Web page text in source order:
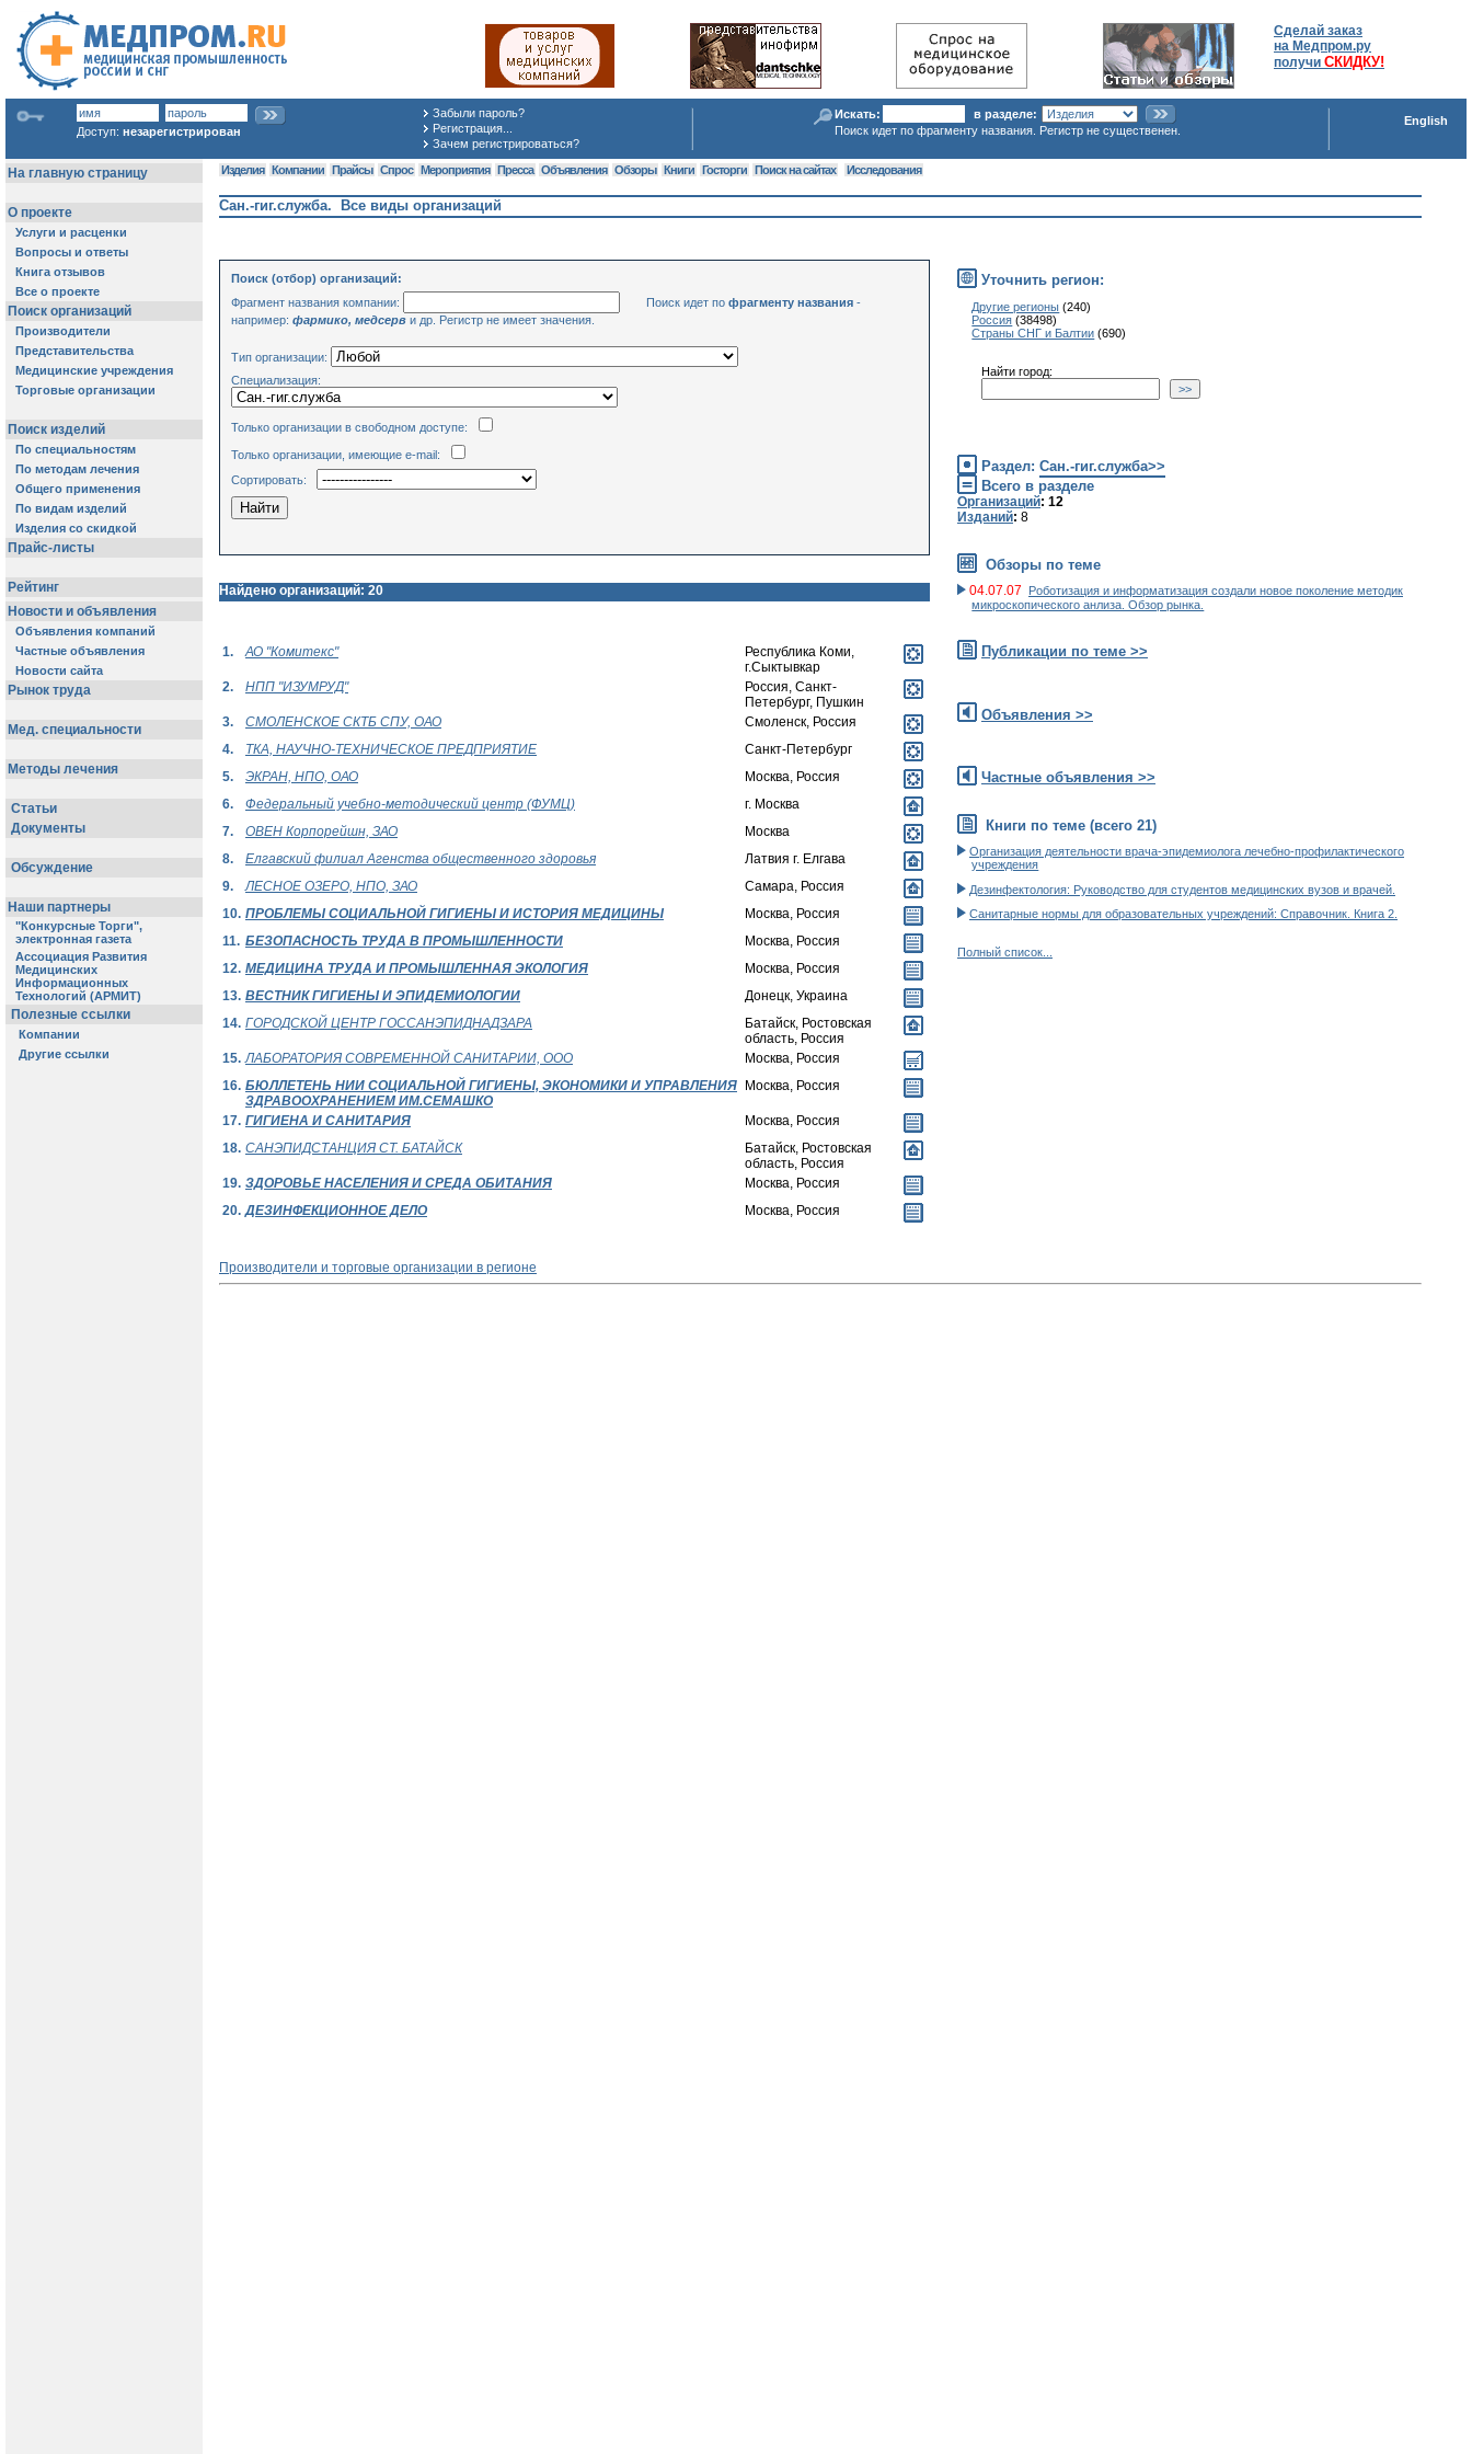
Сделай заказ
на Медпром.ру
получи СКИДКУ!
Доступ: незарегистрирован
Забыли пароль?
Регистрация...
Зачем регистрироваться?
Искать:
в разделе:
Поиск идет по фрагменту названия. Регистр не существенен.
English
Изделия Компании Прайсы Спрос Мероприятия Пресса Объявления Обзоры Книги Госторги Поиск на сайтах Исследования
Сан.-гиг.служба. Все виды организаций
Поиск (отбор) организаций:
Фрагмент названия компании:
Поиск идет по фрагменту названия -
например: фармико, медсерв и др. Регистр не имеет значения.
Тип организации:
Специализация:
Только организации в свободном доступе:
Только организации, имеющие e-mail:
Сортировать:
Найдено организаций: 20
1. АО "Комитекс"
Республика Коми,
г.Сыктывкар
2.
НПП "ИЗУМРУД"
Россия, Санкт-
Петербург, Пушкин
3.
СМОЛЕНСКОЕ СКТБ СПУ, ОАО
Смоленск, Россия
4.
ТКА, НАУЧНО-ТЕХНИЧЕСКОЕ ПРЕДПРИЯТИЕ
Санкт-Петербург
5.
ЭКРАН, НПО, ОАО
Москва, Россия
6.
Федеральный учебно-методический центр (ФУМЦ)
г. Москва
7.
ОВЕН Корпорейшн, ЗАО
Москва
8.
Елгавский филиал Агенства общественного здоровья
Латвия г. Елгава
9.
ЛЕСНОЕ ОЗЕРО, НПО, ЗАО
Самара, Россия
10. ПРОБЛЕМЫ СОЦИАЛЬНОЙ ГИГИЕНЫ И ИСТОРИЯ МЕДИЦИНЫ
Москва, Россия
11. БЕЗОПАСНОСТЬ ТРУДА В ПРОМЫШЛЕННОСТИ
Москва, Россия
12. МЕДИЦИНА ТРУДА И ПРОМЫШЛЕННАЯ ЭКОЛОГИЯ
Москва, Россия
13. ВЕСТНИК ГИГИЕНЫ И ЭПИДЕМИОЛОГИИ
Донецк, Украина
14. ГОРОДСКОЙ ЦЕНТР ГОССАНЭПИДНАДЗАРА
Батайск, Ростовская
область, Россия
15. ЛАБОРАТОРИЯ СОВРЕМЕННОЙ САНИТАРИИ, ООО
Москва, Россия
16. БЮЛЛЕТЕНЬ НИИ СОЦИАЛЬНОЙ ГИГИЕНЫ, ЭКОНОМИКИ И УПРАВЛЕНИЯ
ЗДРАВООХРАНЕНИЕМ ИМ.СЕМАШКО
Москва, Россия
17. ГИГИЕНА И САНИТАРИЯ
Москва, Россия
18. САНЭПИДСТАНЦИЯ СТ. БАТАЙСК
Батайск, Ростовская
область, Россия
19. ЗДОРОВЬЕ НАСЕЛЕНИЯ И СРЕДА ОБИТАНИЯ
Москва, Россия
20. ДЕЗИНФЕКЦИОННОЕ ДЕЛО Москва, Россия
Производители и торговые организации в регионе
Уточнить регион:
Другие регионы (240)
Россия (38498)
Страны СНГ и Балтии (690)
Найти город:
Раздел: Сан.-гиг.служба>>
Всего в разделе
Организаций: 12
Изданий: 8
Обзоры по теме
04.07.07
Роботизация и информатизация создали новое поколение методик
микроскопического анлиза. Обзор рынка.
Публикации по теме >>
Объявления >>
Частные объявления >>
Книги по теме (всего 21)
Организация деятельности врача-эпидемиолога лечебно-профилактического
учреждения
Дезинфектология: Руководство для студентов медицинских вузов и врачей.
Санитарные нормы для образовательных учреждений: Справочник. Книга 2.
Полный список...